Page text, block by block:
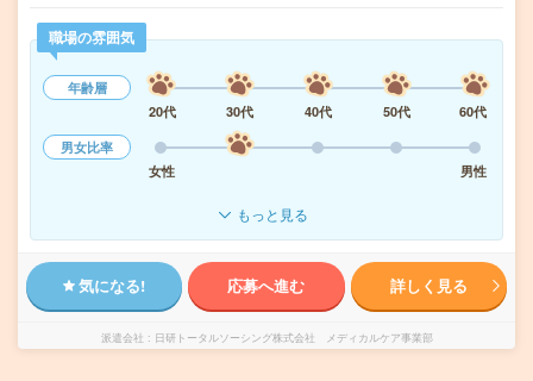
職場の雰囲気
年齢層
20代
30代 40代 50代
60代
男女比率
女性
男性
もっと見る
気になる! 応募へ進む 詳しく見る
派遣会社 日研トータルソーシング株式会社 メディカルケア事業部